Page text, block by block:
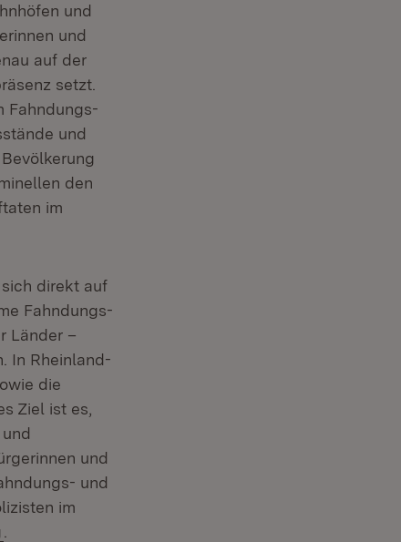
und
und
auf der
setzt.
Fahndungs-
und
den
im
direkt auf
Fahndungs-
Länder –
In Rheinland-
die
Ziel ist es,
und
und
im